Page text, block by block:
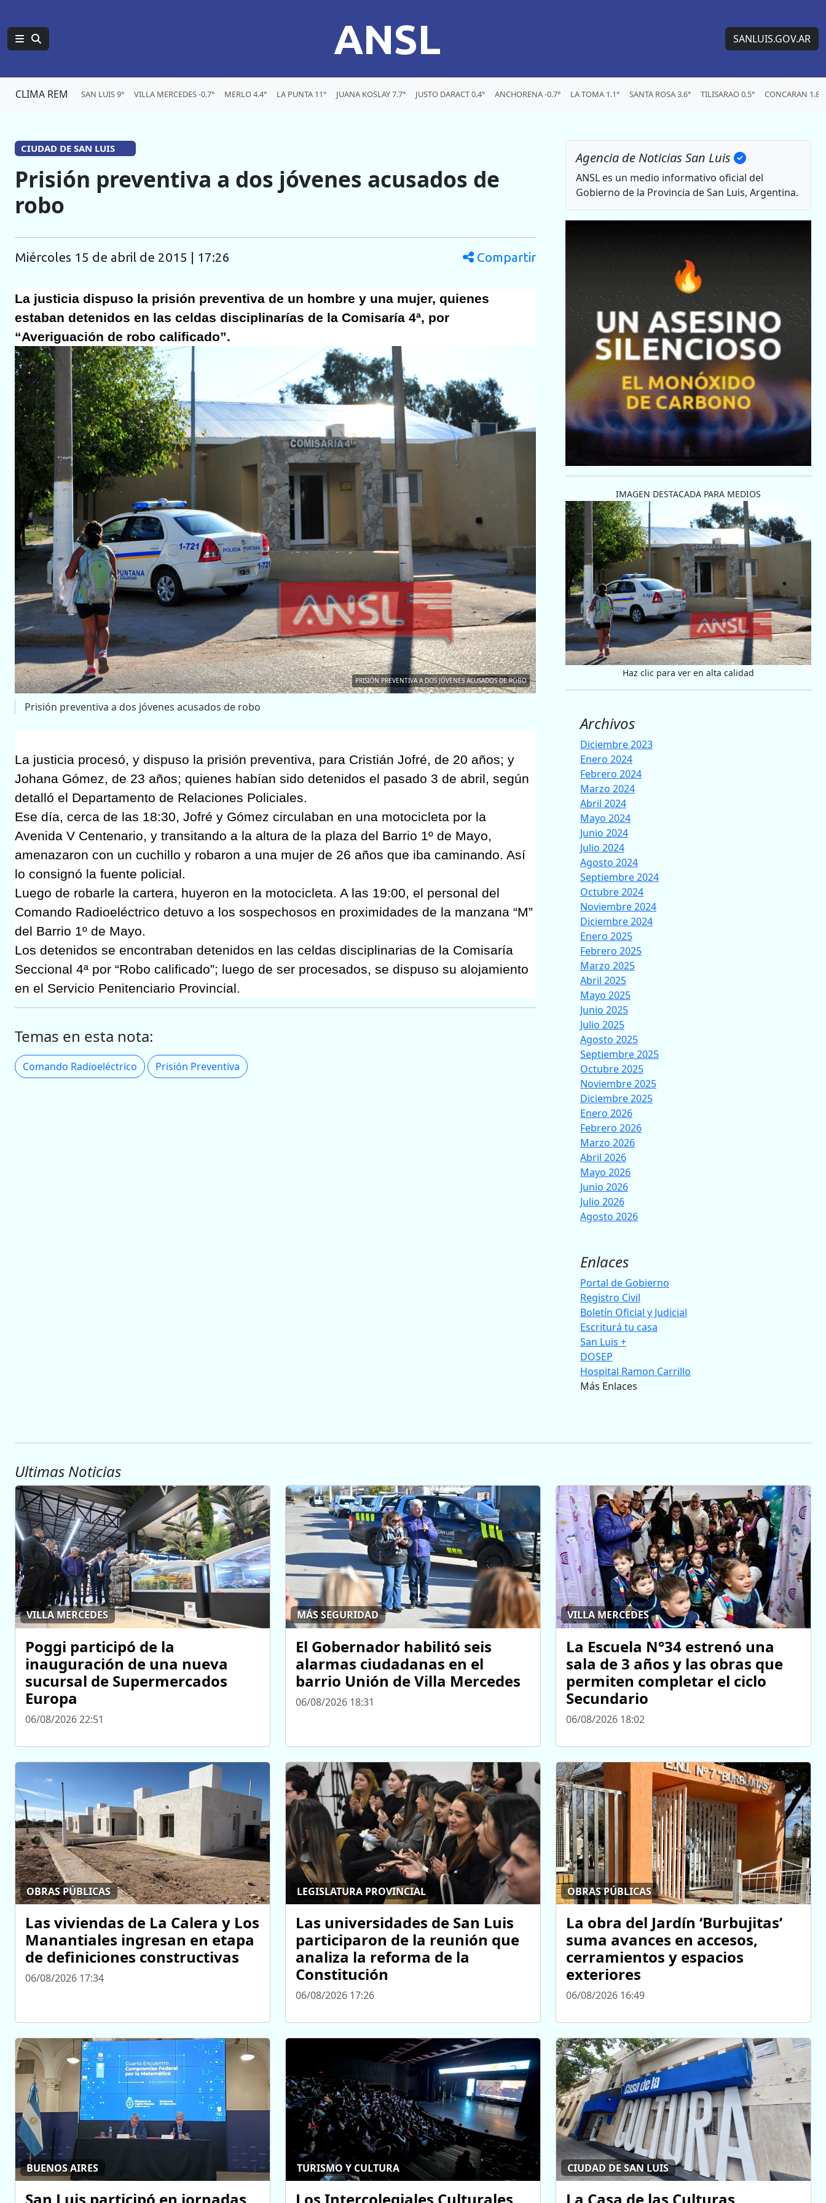
ANSL SANLUIS.GOV.AR
CLIMA REM SAN LUIS 9° VILLA MERCEDES -0.7° MERLO 4.4° LA PUNTA 11° JUANA KOSLAY 7.7° JUSTO DARACT 0.4° ANCHORENA -0.7° LA TOMA 1.1° SANTA ROSA 3.6° TILISARAO 0.5° CONCARAN 1.8°
CIUDAD DE SAN LUIS
Prisión preventiva a dos jóvenes acusados de
robo
miércoles 15 de abril de 2015 | 17:26 Compartir
La justicia dispuso la prisión preventiva de un hombre y una mujer, quienes
estaban detenidos en las celdas disciplinarías de la Comisaría 4ª, por
“Averiguación de robo calificado”.
PRISIÓN PREVENTIVA A DOS JÓVENES ACUSADOS DE ROBO
Prisión preventiva a dos jóvenes acusados de robo
La justicia procesó, y dispuso la prisión preventiva, para Cristián Jofré, de 20 años; y
Johana Gómez, de 23 años; quienes habían sido detenidos el pasado 3 de abril, según
detalló el Departamento de Relaciones Policiales.
Ese día, cerca de las 18:30, Jofré y Gómez circulaban en una motocicleta por la
Avenida V Centenario, y transitando a la altura de la plaza del Barrio 1º de Mayo,
amenazaron con un cuchillo y robaron a una mujer de 26 años que iba caminando. Así
lo consignó la fuente policial.
Luego de robarle la cartera, huyeron en la motocicleta. A las 19:00, el personal del
Comando Radioeléctrico detuvo a los sospechosos en proximidades de la manzana “M”
del Barrio 1º de Mayo.
Los detenidos se encontraban detenidos en las celdas disciplinarias de la Comisaría
Seccional 4ª por “Robo calificado”; luego de ser procesados, se dispuso su alojamiento
en el Servicio Penitenciario Provincial.
Temas en esta nota:
Comando Radioeléctrico Prisión Preventiva
Agencia de Noticias San Luis
ANSL es un medio informativo oficial del
Gobierno de la Provincia de San Luis, Argentina.
IMAGEN DESTACADA PARA MEDIOS
Haz clic para ver en alta calidad
Archivos
Diciembre 2023
Enero 2024
Febrero 2024
Marzo 2024
Abril 2024
Mayo 2024
Junio 2024
Julio 2024
Agosto 2024
Septiembre 2024
Octubre 2024
Noviembre 2024
Diciembre 2024
Enero 2025
Febrero 2025
Marzo 2025
Abril 2025
Mayo 2025
Junio 2025
Julio 2025
Agosto 2025
Septiembre 2025
Octubre 2025
Noviembre 2025
Diciembre 2025
Enero 2026
Febrero 2026
Marzo 2026
Abril 2026
Mayo 2026
Junio 2026
Julio 2026
Agosto 2026
Enlaces
Portal de Gobierno
Registro Civil
Boletín Oficial y Judicial
Escriturá tu casa
San Luis +
DOSEP
Hospital Ramon Carrillo
Más Enlaces
Ultimas Noticias
VILLA MERCEDES
Poggi participó de la
inauguración de una nueva
sucursal de Supermercados
Europa
06/08/2026 22:51
MÁS SEGURIDAD
El Gobernador habilitó seis
alarmas ciudadanas en el
barrio Unión de Villa Mercedes
06/08/2026 18:31
VILLA MERCEDES
La Escuela N°34 estrenó una
sala de 3 años y las obras que
permiten completar el ciclo
Secundario
06/08/2026 18:02
OBRAS PÚBLICAS
Las viviendas de La Calera y Los
Manantiales ingresan en etapa
de definiciones constructivas
06/08/2026 17:34
LEGISLATURA PROVINCIAL
Las universidades de San Luis
participaron de la reunión que
analiza la reforma de la
Constitución
06/08/2026 17:26
OBRAS PÚBLICAS
La obra del Jardín ‘Burbujitas’
suma avances en accesos,
cerramientos y espacios
exteriores
06/08/2026 16:49
BUENOS AIRES TURISMO Y CULTURA CIUDAD DE SAN LUIS